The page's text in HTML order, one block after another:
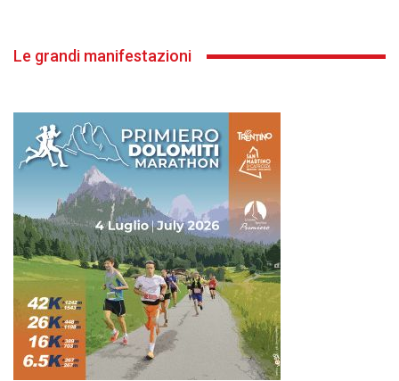
Le grandi manifestazioni